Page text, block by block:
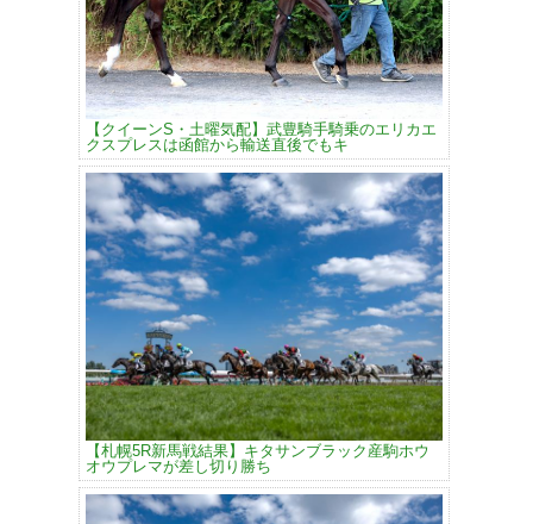
【クイーンS・土曜気配】武豊騎手騎乗のエリカエ
クスプレスは函館から輸送直後でもキ
【札幌5R新馬戦結果】キタサンブラック産駒ホウ
オウプレマが差し切り勝ち